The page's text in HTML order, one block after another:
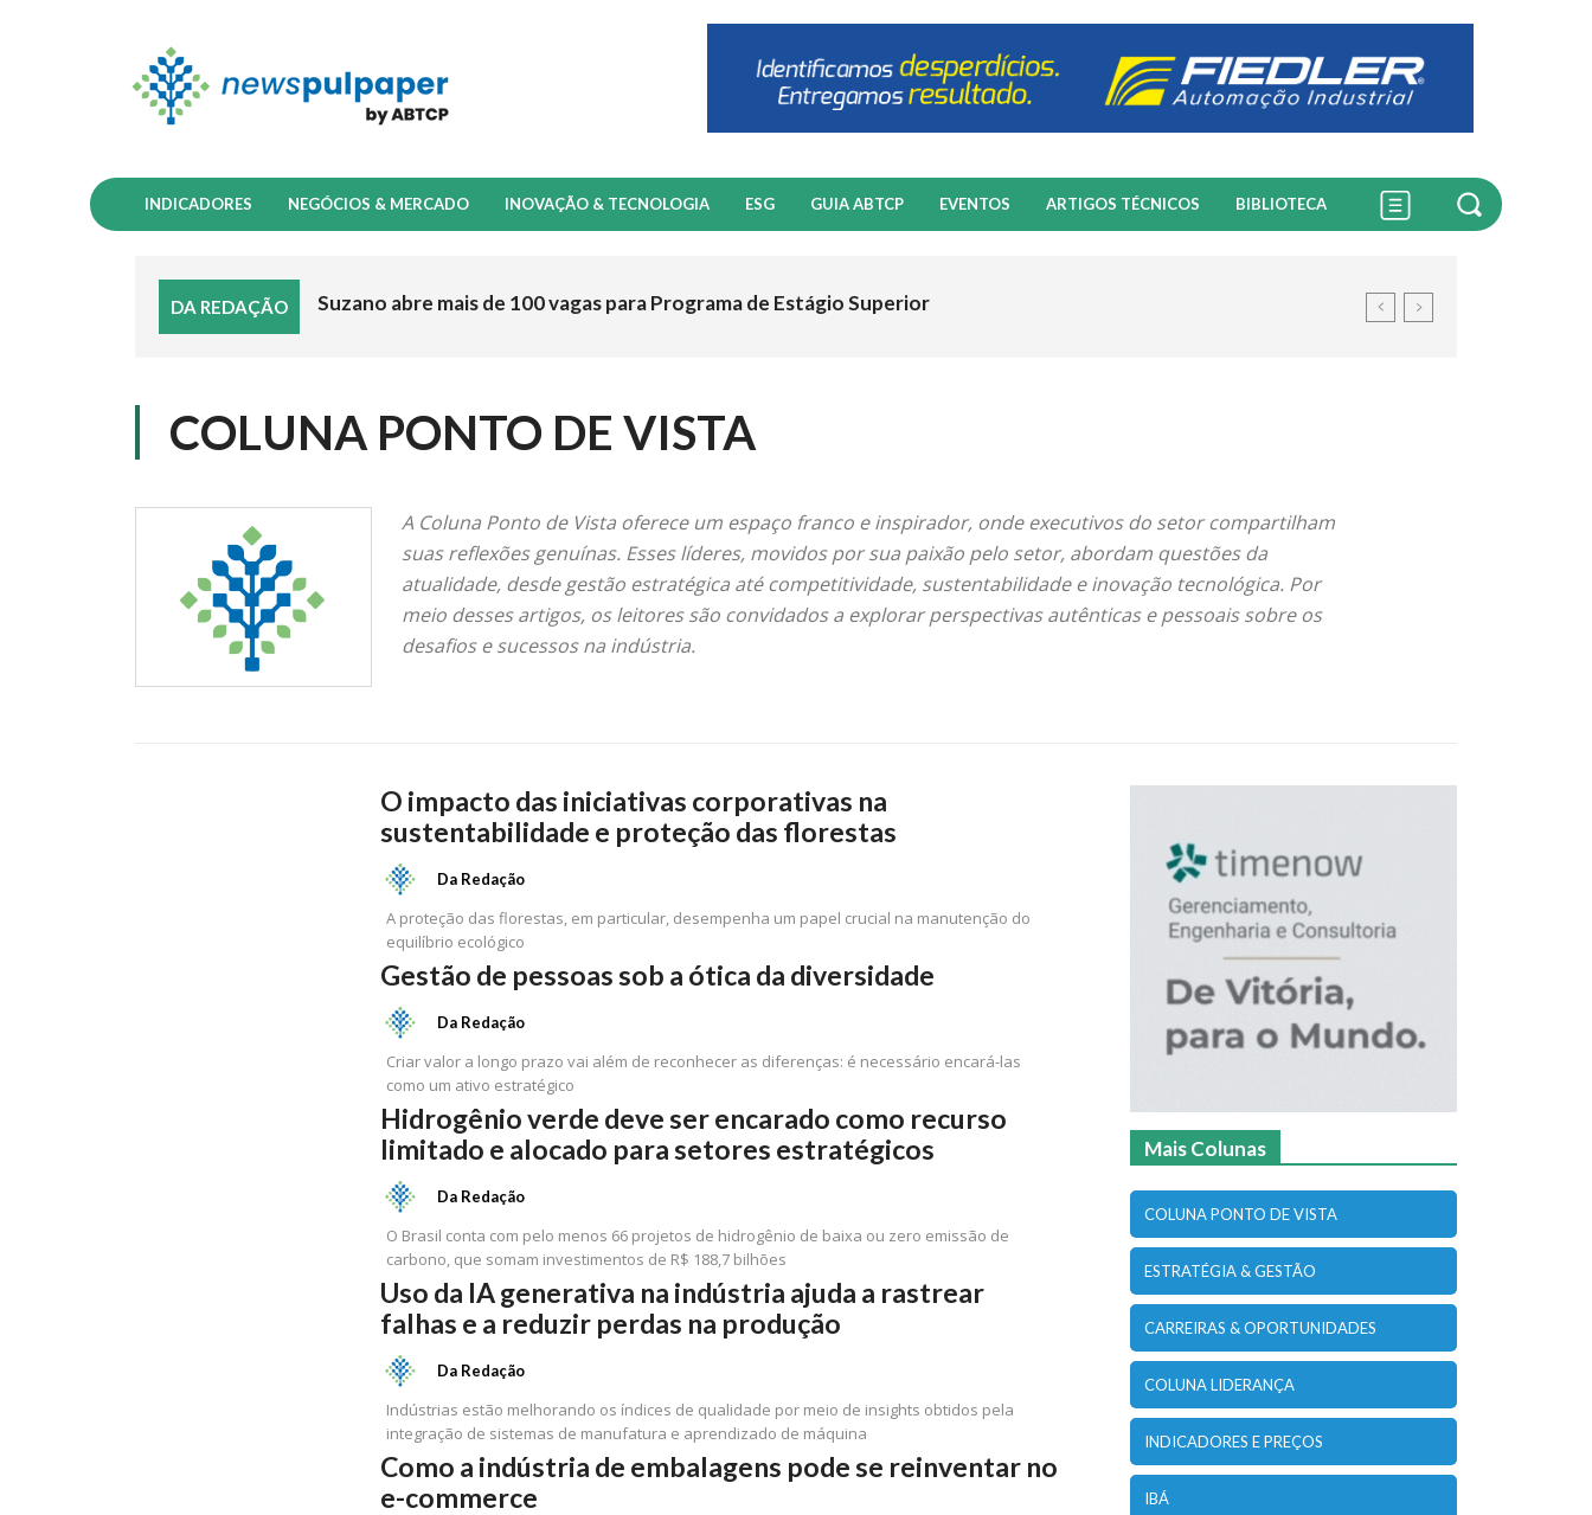
INDICADORES NEGÓCIOS & MERCADO INOVAÇÃO & TECNOLOGIA ESG GUIA ABTCP EVENTOS ARTIGOS TÉCNICOS BIBLIOTECA
DA REDAÇÃO Suzano abre mais de 100 vagas para Programa de Estágio Superior
COLUNA PONTO DE VISTA
A Coluna Ponto de Vista oferece um espaço franco e inspirador, onde executivos do setor compartilham
suas reflexões genuínas. Esses líderes, movidos por sua paixão pelo setor, abordam questões da
atualidade, desde gestão estratégica até competitividade, sustentabilidade e inovação tecnológica. Por
meio desses artigos, os leitores são convidados a explorar perspectivas autênticas e pessoais sobre os
desafios e sucessos na indústria.
O impacto das iniciativas corporativas na
sustentabilidade e proteção das florestas
Da Redação
A proteção das florestas, em particular, desempenha um papel crucial na manutenção do
equilíbrio ecológico
Gestão de pessoas sob a ótica da diversidade
Da Redação
Criar valor a longo prazo vai além de reconhecer as diferenças: é necessário encará-las
como um ativo estratégico
Hidrogênio verde deve ser encarado como recurso
limitado e alocado para setores estratégicos
Da Redação
O Brasil conta com pelo menos 66 projetos de hidrogênio de baixa ou zero emissão de
carbono, que somam investimentos de R$ 188,7 bilhões
Uso da IA generativa na indústria ajuda a rastrear
falhas e a reduzir perdas na produção
Da Redação
Indústrias estão melhorando os índices de qualidade por meio de insights obtidos pela
integração de sistemas de manufatura e aprendizado de máquina
Como a indústria de embalagens pode se reinventar no
e-commerce
Mais Colunas
COLUNA PONTO DE VISTA
ESTRATÉGIA & GESTÃO
CARREIRAS & OPORTUNIDADES
COLUNA LIDERANÇA
INDICADORES E PREÇOS
IBÁ